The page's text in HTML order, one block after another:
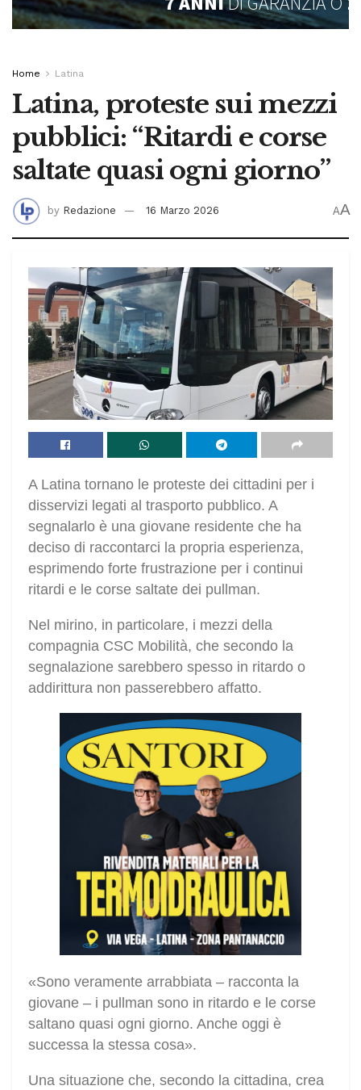
Home Latina
Latina, proteste sui mezzi
pubblici: “Ritardi e corse
saltate quasi ogni giorno”
by Redazione 16 Marzo 2026 AA
A Latina tornano le proteste dei cittadini per i
disservizi legati al trasporto pubblico. A
segnalarlo è una giovane residente che ha
deciso di raccontarci la propria esperienza,
esprimendo forte frustrazione per i continui
ritardi e le corse saltate dei pullman.
Nel mirino, in particolare, i mezzi della
compagnia CSC Mobilità, che secondo la
segnalazione sarebbero spesso in ritardo o
addirittura non passerebbero affatto.
«Sono veramente arrabbiata – racconta la
giovane – i pullman sono in ritardo e le corse
saltano quasi ogni giorno. Anche oggi è
successa la stessa cosa».
Una situazione che, secondo la cittadina, crea